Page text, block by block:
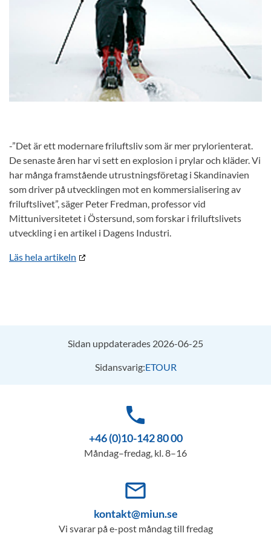
-”Det är ett modernare friluftsliv som är mer prylorienterat.
De senaste åren har vi sett en explosion i prylar och kläder. Vi
har många framstående utrustningsföretag i Skandinavien
som driver på utvecklingen mot en kommersialisering av
friluftslivet”, säger Peter Fredman, professor vid
Mittuniversitetet i Östersund, som forskar i friluftslivets
utveckling i en artikel i Dagens Industri.
Läs hela artikeln
Sidan uppdaterades 2026-06-25
Sidansvarig:ETOUR
phone
+46 (0)10-142 80 00
Måndag–fredag, kl. 8–16
mail_outline
kontakt@miun.se
Vi svarar på e-post måndag till fredag